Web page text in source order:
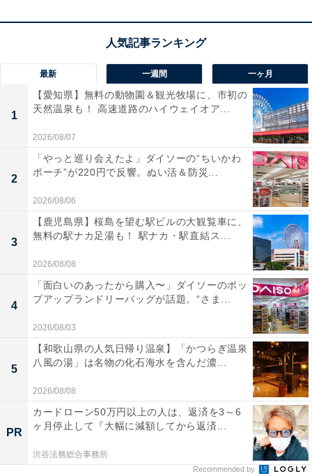
でも、あなたの好きな人は楽しんでくれているはず。新
しい出会いもあります。こっそり乗り換えもアリで！
ラッキーポイント……イエローグリーン、ナイロン
ジャケット、片道切符、映画館
他の星座の運勢も見る
【3月の運勢】おひつじ座（牡羊座）
【3月の運勢】おうし座（牡牛座）※今見ている記事
【3月の運勢】ふたご座（双子座）
最新 一週間 一ヶ月
1
【愛知県】無料の動物園＆観光牧場に、市初の
天然温泉も！ 高速道路のハイウェイオア...
2026/08/07
2
「やっと巡り会えたよ」ダイソーの“ちいかわ
ポーチ”が220円で反響。ぬい活＆防災...
2026/08/06
3
【鹿児島県】桜島を望む駅ビルの大観覧車に、
無料の駅ナカ足湯も！ 駅ナカ・駅直結ス...
2026/08/08
4
「面白いのあったから購入〜」ダイソーのポッ
プアップランドリーバッグが話題。“さま...
2026/08/03
5
【和歌山県の人気日帰り温泉】「かつらぎ温泉
八風の湯」は名物の化石海水を含んだ濃...
2026/08/08
PR
カードローン50万円以上の人は、返済を3～6
ヶ月停止して『大幅に減額してから返済...
渋谷法務総合事務所
Recommended by